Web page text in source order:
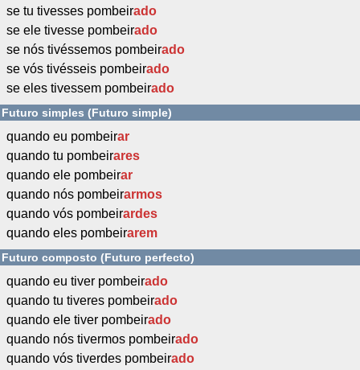
se tu tivesses pombeirado
se ele tivesse pombeirado
se nós tivéssemos pombeirado
se vós tivésseis pombeirado
se eles tivessem pombeirado
Futuro simples (Futuro simple)
quando eu pombeirar
quando tu pombeirares
quando ele pombeirar
quando nós pombeirarmos
quando vós pombeirardes
quando eles pombeirarem
Futuro composto (Futuro perfecto)
quando eu tiver pombeirado
quando tu tiveres pombeirado
quando ele tiver pombeirado
quando nós tivermos pombeirado
quando vós tiverdes pombeirado